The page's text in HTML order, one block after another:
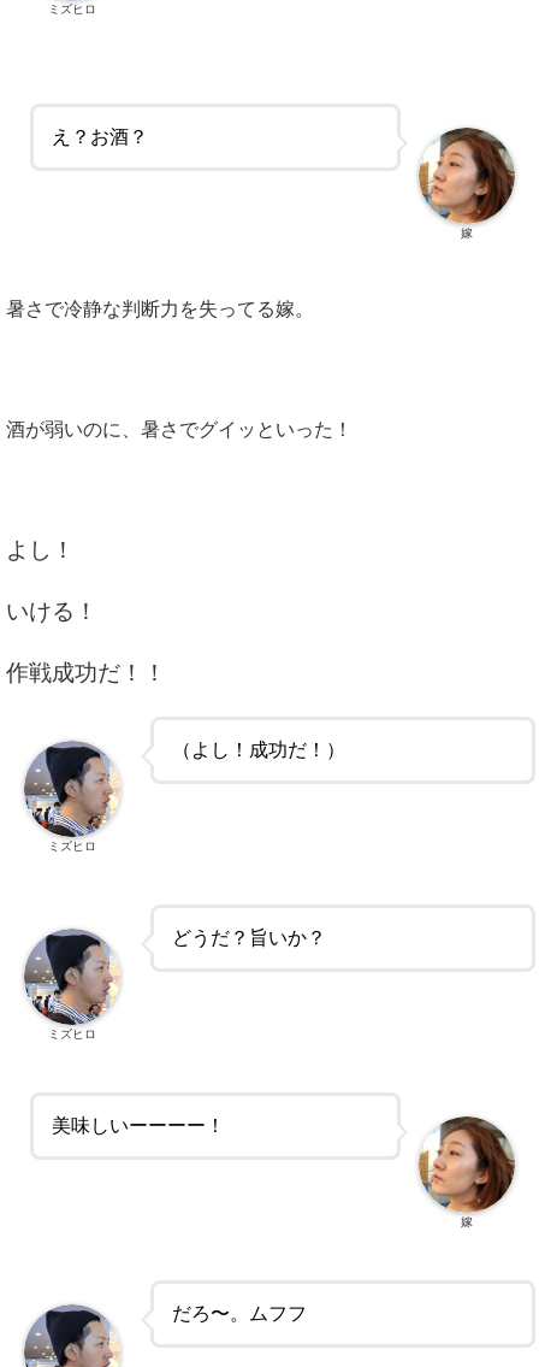
ミズヒロ
え？お酒？
嫁
暑さで冷静な判断力を失ってる嫁。
酒が弱いのに、暑さでグイッといった！
よし！
いける！
作戦成功だ！！
（よし！成功だ！）
ミズヒロ
どうだ？旨いか？
ミズヒロ
美味しいーーーー！
嫁
だろ〜。ムフフ